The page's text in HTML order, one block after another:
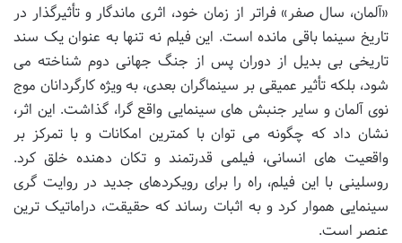
«آلمان، سال صفر» فراتر از زمان خود، اثری ماندگار و تأثیرگذار در
تاریخ سینما باقی مانده است. این فیلم نه تنها به عنوان یک سند
تاریخی بی بدیل از دوران پس از جنگ جهانی دوم شناخته می
شود، بلکه تأثیر عمیقی بر سینماگران بعدی، به ویژه کارگردانان موج
نوی آلمان و سایر جنبش های سینمایی واقع گرا، گذاشت. این اثر،
نشان داد که چگونه می توان با کمترین امکانات و با تمرکز بر
واقعیت های انسانی، فیلمی قدرتمند و تکان دهنده خلق کرد.
روسلینی با این فیلم، راه را برای رویکردهای جدید در روایت گری
سینمایی هموار کرد و به اثبات رساند که حقیقت، دراماتیک ترین
عنصر است.